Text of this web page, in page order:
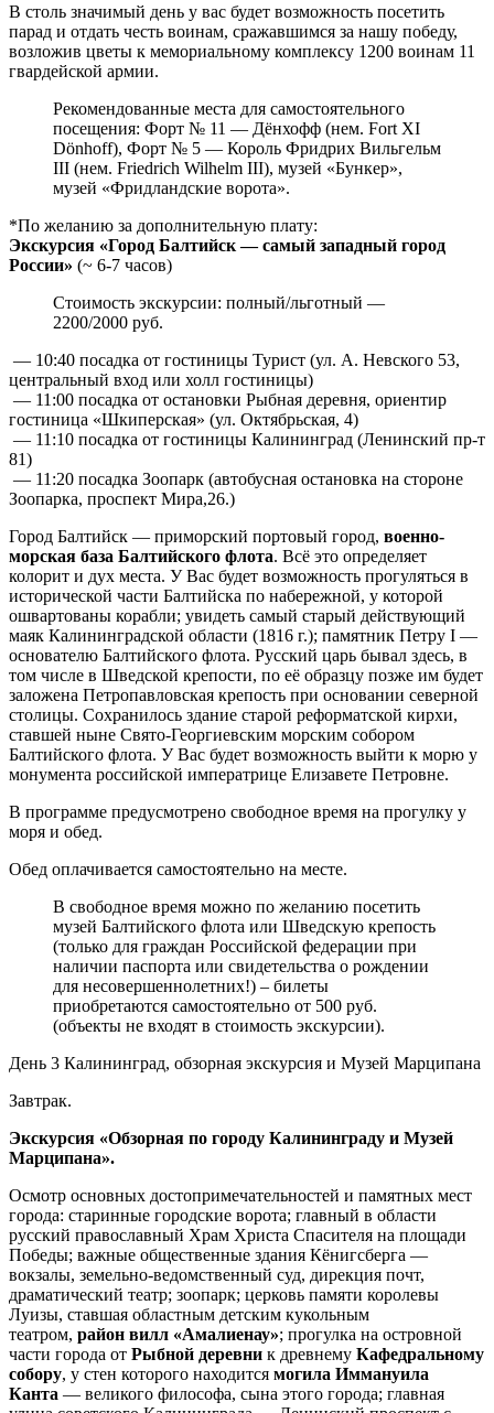
В столь значимый день у вас будет возможность посетить
парад и отдать честь воинам, сражавшимся за нашу победу,
возложив цветы к мемориальному комплексу 1200 воинам 11
гвардейской армии.
Рекомендованные места для самостоятельного
посещения: Форт № 11 — Дёнхофф (нем. Fort XI
Dönhoff), Форт № 5 — Король Фридрих Вильгельм
III (нем. Friedrich Wilhelm III), музей «Бункер»,
музей «Фридландские ворота».
*По желанию за дополнительную плату:
Экскурсия «Город Балтийск — самый западный город
России» (~ 6-7 часов)
Стоимость экскурсии: полный/льготный —
2200/2000 руб.
— 10:40 посадка от гостиницы Турист (ул. А. Невского 53,
центральный вход или холл гостиницы)
— 11:00 посадка от остановки Рыбная деревня, ориентир
гостиница «Шкиперская» (ул. Октябрьская, 4)
— 11:10 посадка от гостиницы Калининград (Ленинский пр-т
81)
— 11:20 посадка Зоопарк (автобусная остановка на стороне
Зоопарка, проспект Мира,26.)
Город Балтийск — приморский портовый город, военно-
морская база Балтийского флота. Всё это определяет
колорит и дух места. У Вас будет возможность прогуляться в
исторической части Балтийска по набережной, у которой
ошвартованы корабли; увидеть самый старый действующий
маяк Калининградской области (1816 г.); памятник Петру I —
основателю Балтийского флота. Русский царь бывал здесь, в
том числе в Шведской крепости, по её образцу позже им будет
заложена Петропавловская крепость при основании северной
столицы. Сохранилось здание старой реформатской кирхи,
ставшей ныне Свято-Георгиевским морским собором
Балтийского флота. У Вас будет возможность выйти к морю у
монумента российской императрице Елизавете Петровне.
В программе предусмотрено свободное время на прогулку у
моря и обед.
Обед оплачивается самостоятельно на месте.
В свободное время можно по желанию посетить
музей Балтийского флота или Шведскую крепость
(только для граждан Российской федерации при
наличии паспорта или свидетельства о рождении
для несовершеннолетних!) – билеты
приобретаются самостоятельно от 500 руб.
(объекты не входят в стоимость экскурсии).
День 3 Калининград, обзорная экскурсия и Музей Марципана
Завтрак.
Экскурсия «Обзорная по городу Калининграду и Музей
Марципана».
Осмотр основных достопримечательностей и памятных мест
города: старинные городские ворота; главный в области
русский православный Храм Христа Спасителя на площади
Победы; важные общественные здания Кёнигсберга —
вокзалы, земельно-ведомственный суд, дирекция почт,
драматический театр; зоопарк; церковь памяти королевы
Луизы, ставшая областным детским кукольным
театром, район вилл «Амалиенау»; прогулка на островной
части города от Рыбной деревни к древнему Кафедральному
собору, у стен которого находится могила Иммануила
Канта — великого философа, сына этого города; главная